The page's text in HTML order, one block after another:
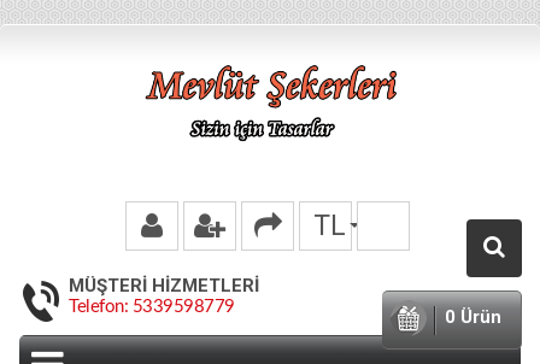
TL
MÜŞTERI HIZMETLERI
Telefon: 5339598779 0 Ürün